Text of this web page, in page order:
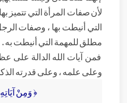
لأن صفات المرأة التي تتميز
التي أنيطت بها ، وصفات
مطلق للمهمة التي أنيطت به .
فمن آيات الله الدالة على
وعلى علمه ، وعلى قدرته
﴿ وَمِنْ